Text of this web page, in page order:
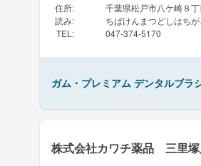
住所:
千葉県松戸市八ケ崎８丁
読み:
ちばけんまつどしはちが
TEL : 047-374-5170
ガム・プレミアム デンタルブラ
株式会社カワチ薬品 三里